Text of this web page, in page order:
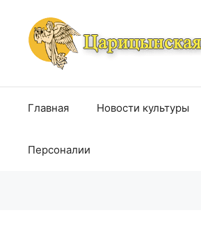
содержимому
Главная Новости культуры
Персоналии